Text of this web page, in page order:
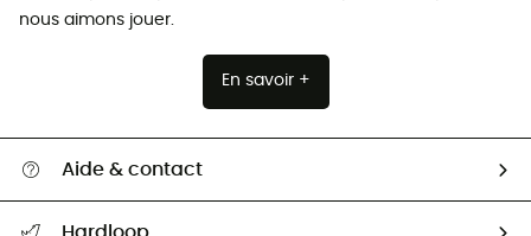
nous aimons jouer.
En savoir +
Aide & contact